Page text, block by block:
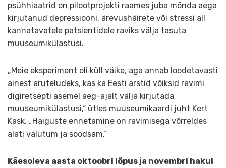
psühhiaatrid on pilootprojekti raames juba mõnda aega
kirjutanud depressiooni, ärevushäirete või stressi all
kannatavatele patsientidele raviks välja tasuta
muuseumikülastusi.
„Meie eksperiment oli küll väike, aga annab loodetavasti
ainest aruteludeks, kas ka Eesti arstid võiksid ravimi
digiretsepti asemel aeg-ajalt välja kirjutada
muuseumikülastusi,“ ütles muuseumikaardi juht Kert
Kask. „Haiguste ennetamine on ravimisega võrreldes
alati valutum ja soodsam.“
Käesoleva aasta oktoobri lõpus ja novembri hakul